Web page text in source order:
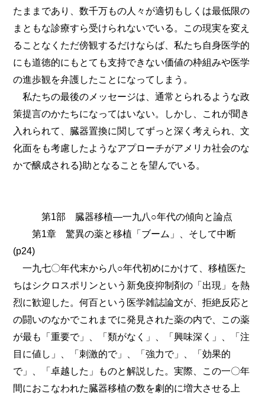
た ままであり、数千万もの人々が適切もしくは最低限の
まともな診療すら受けられないでいる。この現実を変え
ることなくただ傍観するだけならば、私たち自身医学的
にも道徳的にもとても支持できない価値の枠組みや医学
の進歩観を弁護したことになってしまう。
私たちの最後のメッセージは、通常とられるような政
策提言のかたちになってはいない。しかし、これが聞き
入れられて、臓器置換に関してずっと深く考えられ、文
化面をも考慮したようなアプローチがアメリカ社会のな
かで醸成される}助となることを望んでいる。
第1部 臓器移植―一九八○年代の傾向と論点
第1章 驚異の薬と移植「ブーム」、そして中断
(p24)
一九七〇年代末から八○年代初めにかけて、移植医た
ちはシクロスポリンという新免疫抑制剤の「出現」を熱
烈に歓迎した。何百という医学雑誌論文が、拒絶反応と
の闘いのなかでこれまでに発見された薬の内で、この薬
が最も「重要で」、「類がなく」、「興味深く」、「注
目に値し」、「刺激的で」、「強力で」、「効果的
で」、「卓越した」ものと解説した。実際、この一〇年
間におこなわれた臓器移植の数を劇的に増大させる上